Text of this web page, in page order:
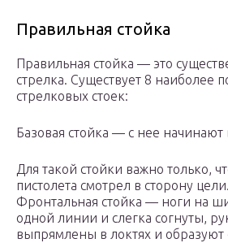
Правильная стойка
Правильная стойка — это
стрелка. Существует 8 наиболее
стрелковых стоек:
Базовая стойка — с нее начинают
Для такой стойки важно только,
пистолета смотрел в сторону цели.
Фронтальная стойка — ноги на
одной линии и слегка согнуты,
выпрямлены в локтях и образуют